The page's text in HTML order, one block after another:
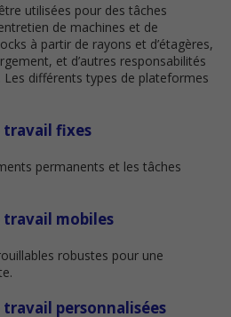
utilisées pour des tâches
de machines et de
à partir de rayons et d’étagères,
et d’autres responsabilités
Les différents types de plateformes
travail fixes
permanents et les tâches
mobiles
robustes pour une
personnalisées